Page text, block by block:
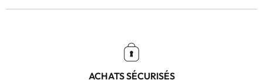
ACHATS SÉCURISÉS